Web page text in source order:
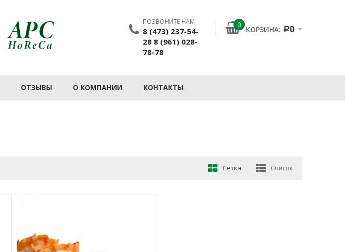
ПОЗВОНИТЕ НАМ
8 (473) 237-54-
28 8 (961) 028-
78-78
0
КОРЗИНА: Р0
ОТЗЫВЫ О КОМПАНИИ КОНТАКТЫ
Сетка Список